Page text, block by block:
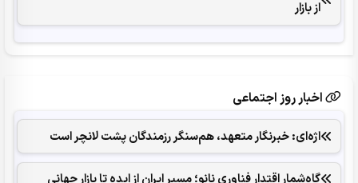
از بازار
اخبار روز اجتماعی
اژه‌ای: خبرنگار متعهد، هم‌سنگر رزمندگان پشت لانچر است
گاه‌شمار اقتدار فناوری نانو؛ مسیر ایران از ایده تا بازار جهانی